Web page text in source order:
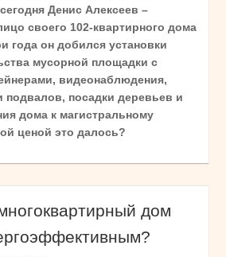
Денис Алексеев –
своего 102-квартирного дома
года он добился установки
мусорной площадки с
видеонаблюдения,
подвалов, посадки деревьев и
дома к магистральному
ценой это далось?
дом